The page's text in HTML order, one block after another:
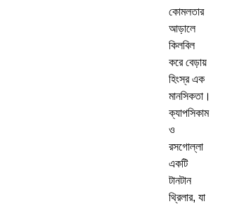
কোমলতার
আড়ালে
কিলবিল
করে বেড়ায়
হিংস্র এক
মানসিকতা।
ক্যাপসিকাম
ও
রসগোল্লা
একটি
টানটান
থ্রিলার, যা